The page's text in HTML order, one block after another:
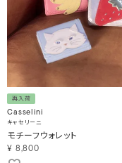
再入荷
Casselini
キャセリーニ
モチーフウォレット
¥ 8,800